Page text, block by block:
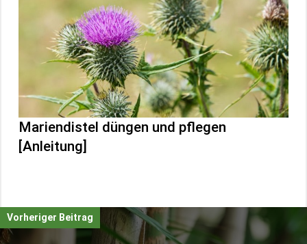
Mariendistel düngen und pflegen
[Anleitung]
Vorheriger Beitrag